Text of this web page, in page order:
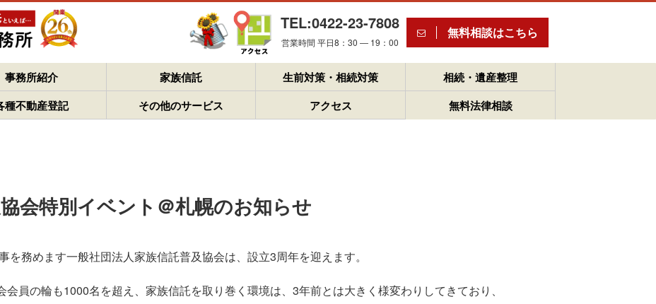
TEL:0422-23-7808
営業時間 平日8：30 ― 19：00
無料相談はこちら
事務所紹介 家族信託 生前対策・相続対策
相続・遺産整理
種不動産登記 その他のサービス アクセス 無料法律相談
会特別イベント＠札幌のお知らせ
を務めます一般社団法人家族信託普及協会は、設立3周年を迎えます。
員の輪も1000名を超え、家族信託を取り巻く環境は、3年前とは大きく様変わりしてきており、